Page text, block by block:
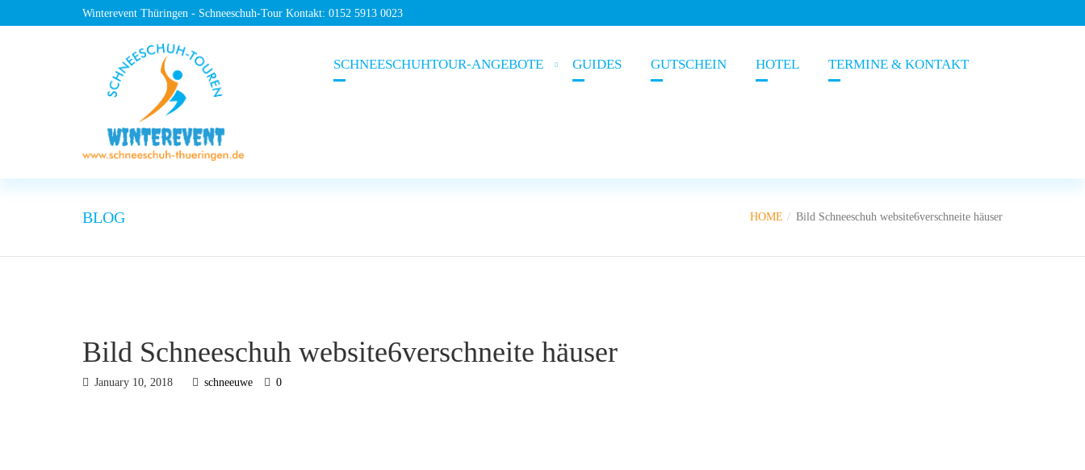
Winterevent Thüringen - Schneeschuh-Tour Kontakt: 0152 5913 0023
SCHNEESCHUHTOUR-ANGEBOTE GUIDES GUTSCHEIN HOTEL TERMINE & KONTAKT
BLOG HOME Bild Schneeschuh website6verschneite häuser
Bild Schneeschuh website6verschneite häuser
January 10, 2018 schneeuwe 0